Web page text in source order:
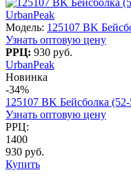
UrbanPeak
Модель: 125107 BK
Узнать оптовую цену
РРЦ: 930 руб.
UrbanPeak
Новинка
-34%
125107 BK Бейсболка
Узнать оптовую цену
РРЦ:
1400
930 руб.
Купить